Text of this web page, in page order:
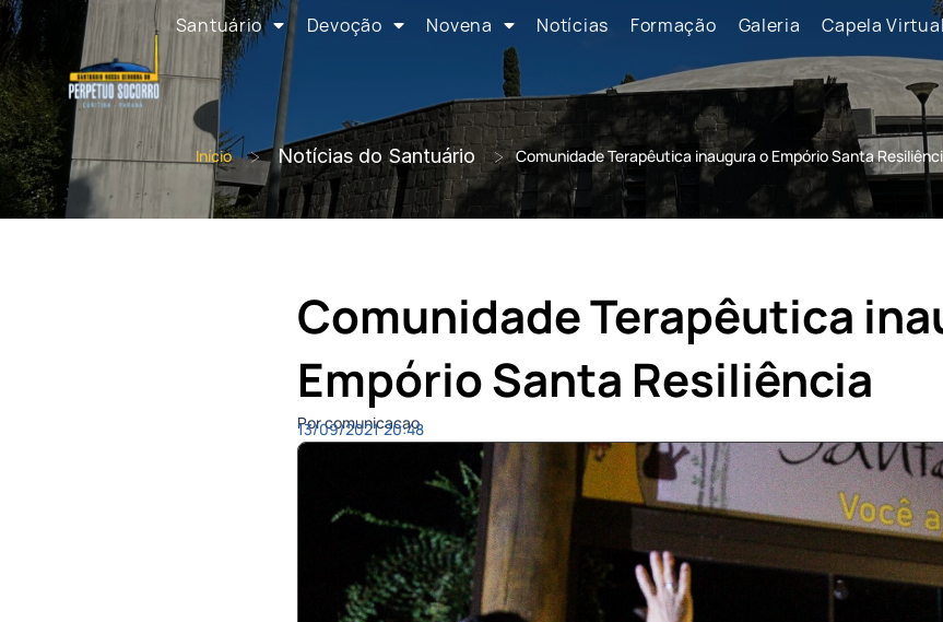
Santuário Devoção Novena Notícias Formação Galeria Capela
Início > Notícias do Santuário > Comunidade Terapêutica inaugura o Empório Santa
Comunidade Terapêutica
Empório Santa Resiliência
Por comunicacao
13/09/2021 20:48